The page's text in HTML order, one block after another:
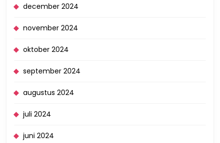
december 2024
november 2024
oktober 2024
september 2024
augustus 2024
juli 2024
juni 2024